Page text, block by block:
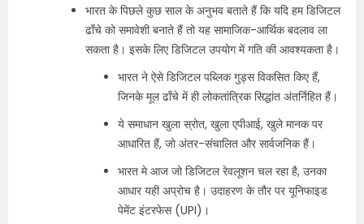
भारत के पिछले कुछ साल के अनुभव बताते हैं कि यदि हम डिजिटल
ढाँचे को समावेशी बनाते हैं तो यह सामाजिक-आर्थिक बदलाव ला
सकता है। इसके लिए डिजिटल उपयोग में गति की आवश्यकता है।
भारत ने ऐसे डिजिटल पब्लिक गुड्स विकसित किए हैं,
जिनके मूल ढाँचे में ही लोकतांत्रिक सिद्धांत अंतर्निहित हैं।
ये समाधान खुला स्रोत, खुला एपीआई, खुले मानक पर
आधारित हैं, जो अंतर-संचालित और सार्वजनिक हैं।
भारत मे आज जो डिजिटल रेवलूशन चल रहा है, उनका
आधार यही अप्रोच है। उदाहरण के तौर पर यूनिफाइड
पेमेंट इंटरफेस (UPI)।